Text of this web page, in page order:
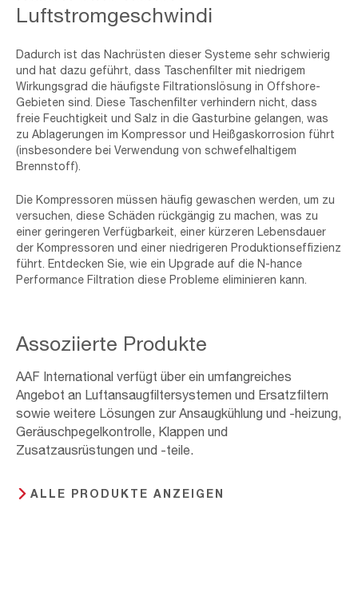
Luftstromgeschwindi
Dadurch ist das Nachrüsten dieser Systeme sehr schwierig
und hat dazu geführt, dass Taschenfilter mit niedrigem
Wirkungsgrad die häufigste Filtrationslösung in Offshore-
Gebieten sind. Diese Taschenfilter verhindern nicht, dass
freie Feuchtigkeit und Salz in die Gasturbine gelangen, was
zu Ablagerungen im Kompressor und Heißgaskorrosion führt
(insbesondere bei Verwendung von schwefelhaltigem
Brennstoff).
Die Kompressoren müssen häufig gewaschen werden, um zu
versuchen, diese Schäden rückgängig zu machen, was zu
einer geringeren Verfügbarkeit, einer kürzeren Lebensdauer
der Kompressoren und einer niedrigeren Produktionseffizienz
führt. Entdecken Sie, wie ein Upgrade auf die N-hance
Performance Filtration diese Probleme eliminieren kann.
Assoziierte Produkte
AAF International verfügt über ein umfangreiches
Angebot an Luftansaugfiltersystemen und Ersatzfiltern
sowie weitere Lösungen zur Ansaugkühlung und -heizung,
Geräuschpegelkontrolle, Klappen und
Zusatzausrüstungen und -teile.
ALLE PRODUKTE ANZEIGEN